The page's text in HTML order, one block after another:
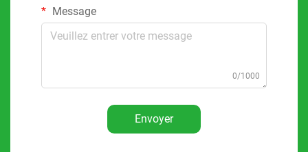
Message
0/1000
Envoyer